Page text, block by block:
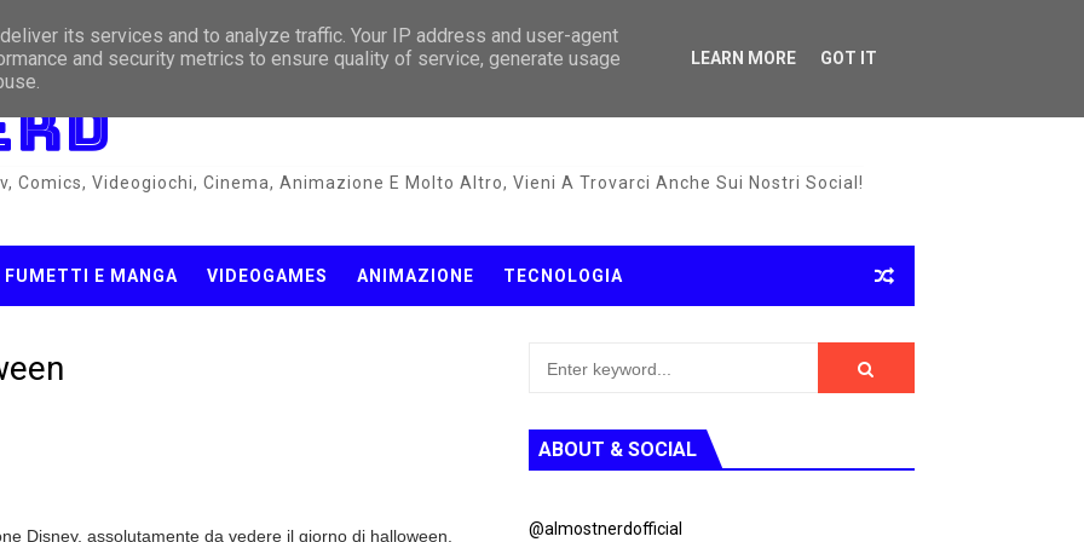
Netflix
contano!
anche Luke Cage
settima stagione sarà l'ultima!
lo spazio richiesto per la prima installazione
di cambiare nickname
Comics, Videogiochi, Cinema, Animazione E Molto Altro, Vieni A Trovarci Anche Sui Nostri Social!
FUMETTI E MANGA VIDEOGAMES ANIMAZIONE TECNOLOGIA
Disney, assolutamente da vedere il giorno di halloween.
ABOUT & SOCIAL
@almostnerdofficial
its services and to analyze traffic. Your IP address and user-agent
and security metrics to ensure quality of service, generate usage
LEARN MORE GOT IT